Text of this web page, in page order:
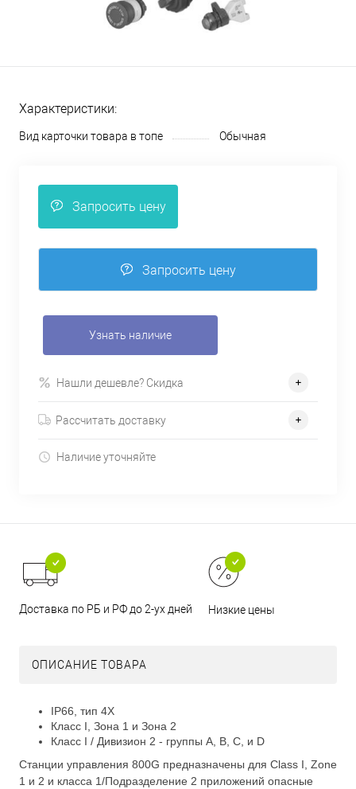
Характеристики:
Вид карточки товара в топе Обычная
Запросить цену
Запросить цену
Узнать наличие
Нашли дешевле? Скидка
Рассчитать доставку
Наличие уточняйте
Доставка по РБ и РФ до 2-ух дней Низкие цены
ОПИСАНИЕ ТОВАРА
IP66, тип 4X
Класс I, Зона 1 и Зона 2
Класс I / Дивизион 2 - группы A, B, C, и D
Станции управления 800G предназначены для Class I, Zone
1 и 2 и класса 1/Подразделение 2 приложений опасные